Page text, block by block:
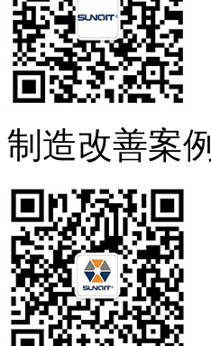
制造改善案例